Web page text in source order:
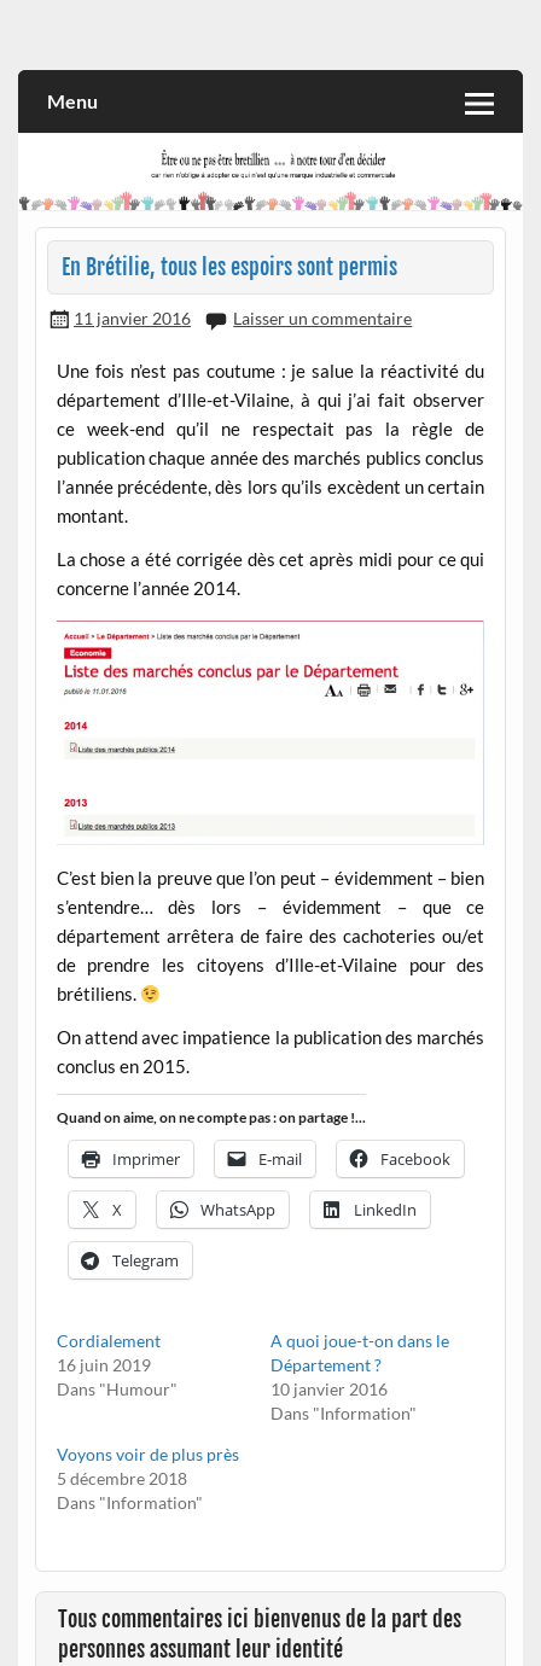
et commerciale
Menu
En Brétilie, tous les espoirs sont permis
11 janvier 2016 Laisser un commentaire
Une fois n’est pas coutume : je salue la réactivité du
département d’Ille-et-Vilaine, à qui j’ai fait observer
ce week-end qu’il ne respectait pas la règle de
publication chaque année des marchés publics conclus
l’année précédente, dès lors qu’ils excèdent un certain
montant.
La chose a été corrigée dès cet après midi pour ce qui
concerne l’année 2014.
C’est bien la preuve que l’on peut – évidemment – bien
s’entendre… dès lors – évidemment – que ce
département arrêtera de faire des cachoteries ou/et
de prendre les citoyens d’Ille-et-Vilaine pour des
brétiliens.
On attend avec impatience la publication des marchés
conclus en 2015.
Quand on aime, on ne compte pas : on partage !...
Imprimer E-mail Facebook
X WhatsApp LinkedIn
Telegram
Cordialement
16 juin 2019
Dans "Humour"
A quoi joue-t-on dans le
Département ?
10 janvier 2016
Dans "Information"
Voyons voir de plus près
5 décembre 2018
Dans "Information"
Tous commentaires ici bienvenus de la part des
personnes assumant leur identité